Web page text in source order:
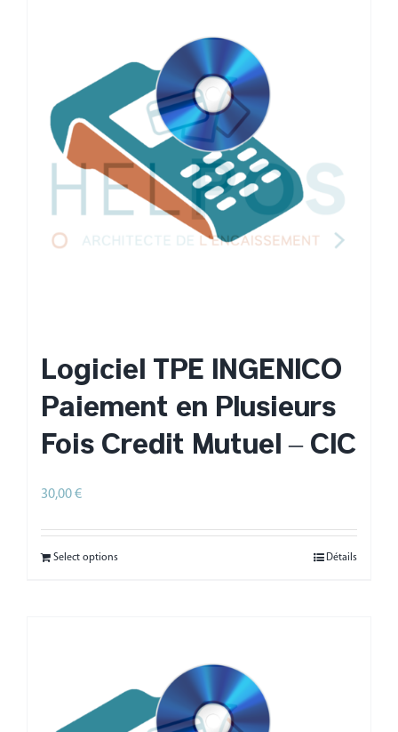
Logiciel TPE INGENICO
Paiement en Plusieurs
Fois Crédit Mutuel – CIC
30,00€
Select options Détails